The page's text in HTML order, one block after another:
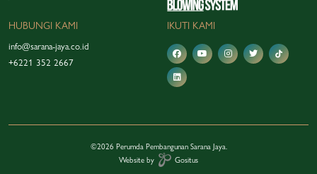
HUBUNGI KAMI
info@sarana-jaya.co.id
+6221 352 2667
IKUTI KAMI
©2026 Perumda Pembangunan Sarana Jaya.
Website by
Gositus